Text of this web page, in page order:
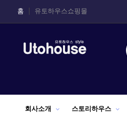
홈 유토하우스쇼핑몰
회사소개 스토리하우스